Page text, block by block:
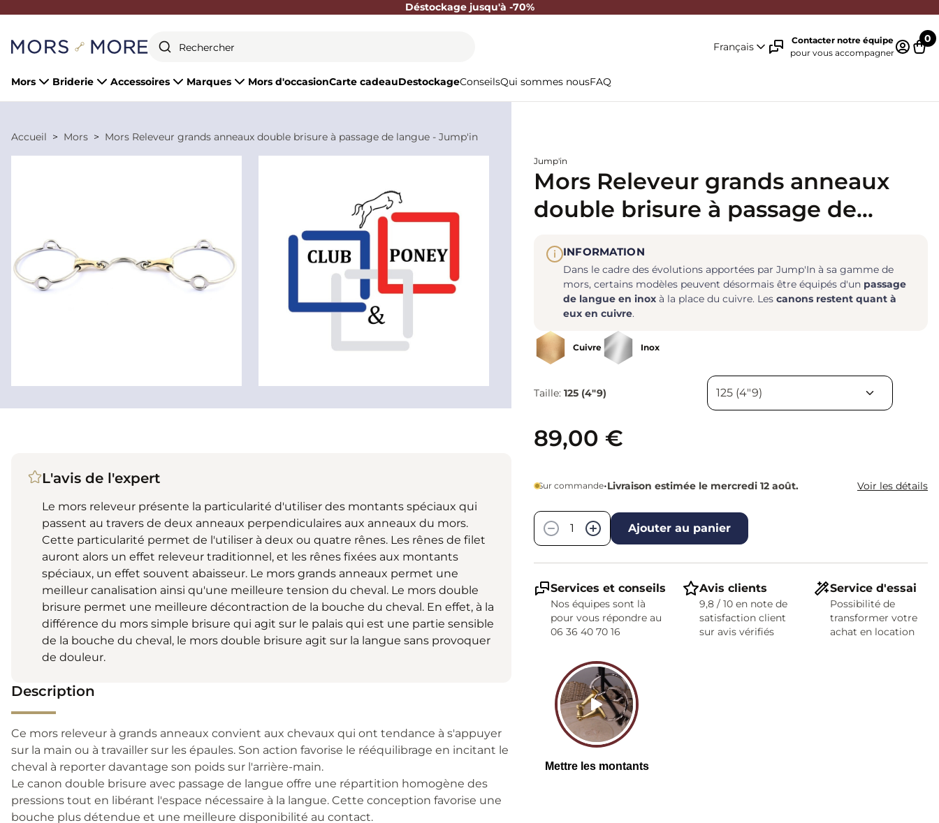
Déstockage jusqu'à -70%
Français
Contacter notre équipe
pour vous accompagner
0
Mors Briderie Accessoires Marques Mors d'occasionCarte cadeauDestockageConseilsQui sommes nousFAQ
Accueil Mors Mors Releveur grands anneaux double brisure à passage de langue - Jump'in
Jump'in
Mors Releveur grands anneaux
double brisure à passage de
i INFORMATION
Dans le cadre des évolutions apportées par Jump'In à sa gamme de
mors, certains modèles peuvent désormais être équipés d'un passage
de langue en inoxà la place du cuivre. Les canons restent quant à
eux en cuivre.
Cuivre Inox
Taille: 125 (4"9)
89,00 €
Sur commande•Livraison estimée le mercredi 12 août. Voir les détails
−
+ Ajouter au panier
Services et conseils
Nos équipes sont là
pour vous répondre au
06 36 40 70 16
Avis clients
9,8 / 10 en note de
satisfaction client
sur avis vérifiés
Service d'essai
Possibilité de
transformer votre
achat en location
L'avis de l'expert
Le mors releveur présente la particularité d'utiliser des montants spéciaux qui
passent au travers de deux anneaux perpendiculaires aux anneaux du mors.
Cette particularité permet de l'utiliser à deux ou quatre rênes. Les rênes de filet
auront alors un effet releveur traditionnel, et les rênes fixées aux montants
spéciaux, un effet souvent abaisseur. Le mors grands anneaux permet une
meilleur canalisation ainsi qu'une meilleure tension du cheval. Le mors double
brisure permet une meilleure décontraction de la bouche du cheval. En effet, à la
différence du mors simple brisure qui agit sur le palais qui est une partie sensible
de la bouche du cheval, le mors double brisure agit sur la langue sans provoquer
de douleur.
Description
Ce mors releveur à grands anneaux convient aux chevaux qui ont tendance à s'appuyer
sur la main ou à travailler sur les épaules. Son action favorise le rééquilibrage en incitant le
cheval à reporter davantage son poids sur l'arrière-main.
Le canon double brisure avec passage de langue offre une répartition homogène des
pressions tout en libérant l'espace nécessaire à la langue. Cette conception favorise une
bouche plus détendue et une meilleure disponibilité au contact.